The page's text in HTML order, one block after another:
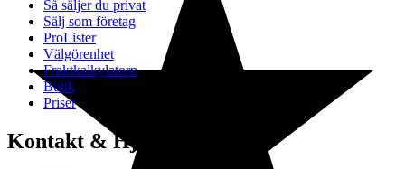
Så säljer du privat
Sälj som företag
ProLister
Välgörenhet
Fraktkalkylatorn
Butik
Priser
Kontakt & Hjälp